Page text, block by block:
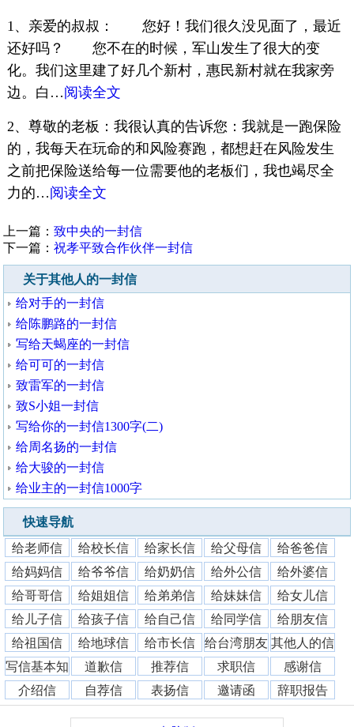
1、亲爱的叔叔： 您好！我们很久没见面了，最近
还好吗？ 您不在的时候，军山发生了很大的变
化。我们这里建了好几个新村，惠民新村就在我家旁
边。白…阅读全文
2、尊敬的老板：我很认真的告诉您：我就是一跑保险
的，我每天在玩命的和风险赛跑，都想赶在风险发生
之前把保险送给每一位需要他的老板们，我也竭尽全
力的…阅读全文
上一篇：致中央的一封信
下一篇：祝孝平致合作伙伴一封信
关于其他人的一封信
给对手的一封信
给陈鹏路的一封信
写给天蝎座的一封信
给可可的一封信
致雷军的一封信
致S小姐一封信
写给你的一封信1300字(二)
给周名扬的一封信
给大骏的一封信
给业主的一封信1000字
快速导航
给老师信 给校长信 给家长信 给父母信
给爸爸信
给妈妈信
给爷爷信 给奶奶信 给外公信
给外婆信
给哥哥信
给姐姐信 给弟弟信 给妹妹信
给女儿信
给儿子信
给孩子信 给自己信 给同学信
给朋友信
给祖国信
给地球信 给市长信 给台湾朋友 其他人的信
写信基本知
识
道歉信 推荐信 求职信
感谢信
介绍信
自荐信 表扬信 邀请函 辞职报告